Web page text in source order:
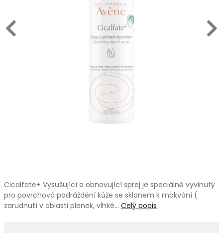
Cicalfate+ Vysušující a obnovující sprej je speciálně vyvinutý
pro povrchová podráždění kůže se sklonem k mokvání (
zarudnutí v oblasti plenek, vlhké… Celý popis